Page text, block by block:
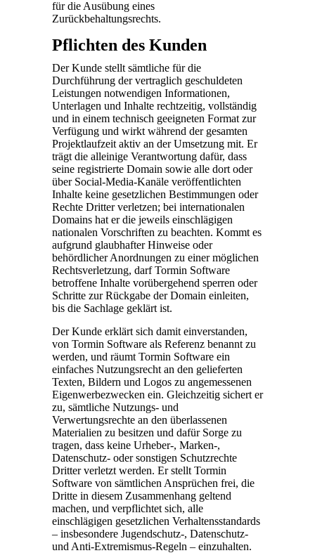
für die Ausübung eines
Zurückbehaltungsrechts.
Pflichten des Kunden
Der Kunde stellt sämtliche für die
Durchführung der vertraglich geschuldeten
Leistungen notwendigen Informationen,
Unterlagen und Inhalte rechtzeitig, vollständig
und in einem technisch geeigneten Format zur
Verfügung und wirkt während der gesamten
Projektlaufzeit aktiv an der Umsetzung mit. Er
trägt die alleinige Verantwortung dafür, dass
seine registrierte Domain sowie alle dort oder
über Social-Media-Kanäle veröffentlichten
Inhalte keine gesetzlichen Bestimmungen oder
Rechte Dritter verletzen; bei internationalen
Domains hat er die jeweils einschlägigen
nationalen Vorschriften zu beachten. Kommt es
aufgrund glaubhafter Hinweise oder
behördlicher Anordnungen zu einer möglichen
Rechtsverletzung, darf Tormin Software
betroffene Inhalte vorübergehend sperren oder
Schritte zur Rückgabe der Domain einleiten,
bis die Sachlage geklärt ist.
Der Kunde erklärt sich damit einverstanden,
von Tormin Software als Referenz benannt zu
werden, und räumt Tormin Software ein
einfaches Nutzungsrecht an den gelieferten
Texten, Bildern und Logos zu angemessenen
Eigenwerbezwecken ein. Gleichzeitig sichert er
zu, sämtliche Nutzungs- und
Verwertungsrechte an den überlassenen
Materialien zu besitzen und dafür Sorge zu
tragen, dass keine Urheber-, Marken-,
Datenschutz- oder sonstigen Schutzrechte
Dritter verletzt werden. Er stellt Tormin
Software von sämtlichen Ansprüchen frei, die
Dritte in diesem Zusammenhang geltend
machen, und verpflichtet sich, alle
einschlägigen gesetzlichen Verhaltensstandards
– insbesondere Jugendschutz-, Datenschutz-
und Anti-Extremismus-Regeln – einzuhalten.